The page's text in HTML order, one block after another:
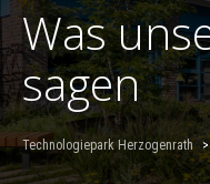
Was
sagen
Technologiepark Herzogenrath